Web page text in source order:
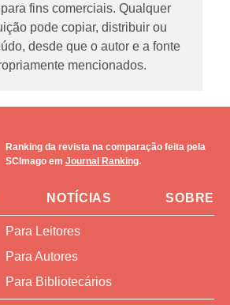
fins comerciais. Qualquer
pode copiar, distribuir ou
desde que o autor e a fonte
mencionados.
Ranking da revista na comparação feita pela
SCImago em Journal Ranking.
NOTÍCIAS SOBRE
Para Leitores
Para Autores
Para Bibliotecários